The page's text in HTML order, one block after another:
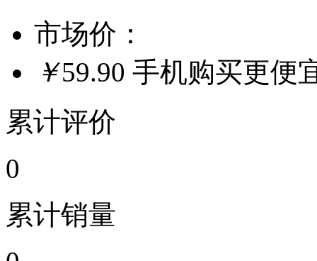
市场价：
￥59.90 手机购买更便
累计评价
0
累计销量